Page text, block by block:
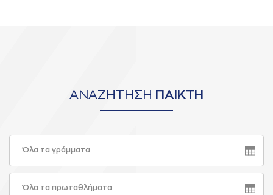
ΑΝΑΖΗΤΗΣΗ ΠΑΙΚΤΗ
Όλα τα γράμματα
Όλα τα πρωταθλήματα